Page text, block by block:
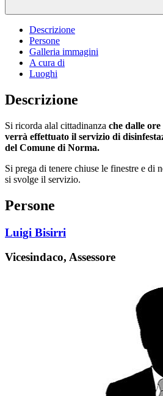
Descrizione
Persone
Galleria immagini
A cura di
Luoghi
Descrizione
Si ricorda alal cittadinanza che dalle
verrà effettuato il servizio di
del Comune di Norma.
Si prega di tenere chiuse le finestre e di
si svolge il servizio.
Persone
Luigi Bisirri
Vicesindaco, Assessore